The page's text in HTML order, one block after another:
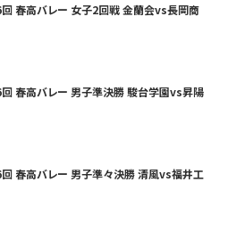
回 春高バレー 女子2回戦 金蘭会vs長岡商
回 春高バレー 男子準決勝 駿台学園vs昇陽
回 春高バレー 男子準々決勝 清風vs福井工